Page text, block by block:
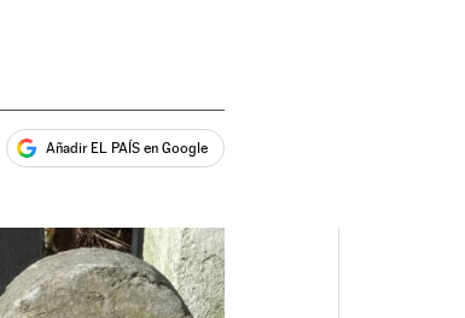
Añadir EL PAÍS en Google